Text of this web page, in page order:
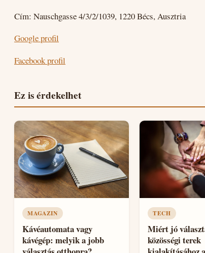
Cím: Nauschgasse 4/3/2/1039, 1220 Bécs, Ausztria
Google profil
Facebook profil
Ez is érdekelhet
MAGAZIN
Kávéautomata vagy
kávégép: melyik a jobb
TECH
Miért jó
közösségi terek